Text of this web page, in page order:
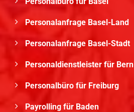
Personalanfrage Basel-Land
Personalanfrage Basel-Stadt
Personaldienstleister für Bern
Personalbüro für Freiburg
Payrolling für Baden